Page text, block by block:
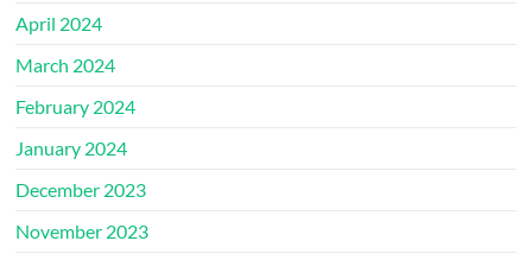
April 2024
March 2024
February 2024
January 2024
December 2023
November 2023